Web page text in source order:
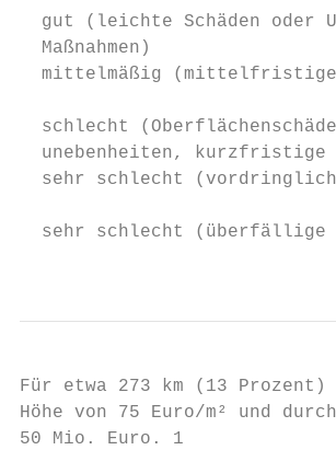
gut (leichte Schäden oder
Maßnahmen)
mittelmäßig
schlecht
unebenheiten,
sehr schlecht
sehr schlecht
Für etwa 273 km (13
Höhe von 75 Euro/m² und
50 Mio. Euro. 1